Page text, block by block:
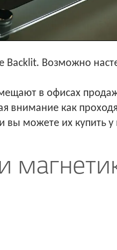
Backlit. Возможно
в офисах
внимание как
вы можете их купить у